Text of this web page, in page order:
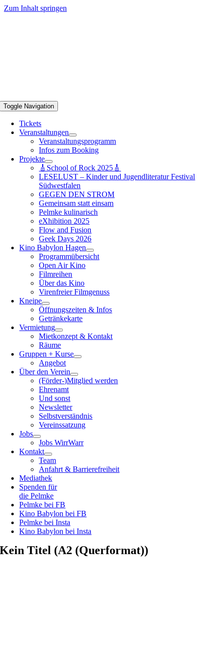
Zum Inhalt springen
Toggle Navigation
Tickets
Veranstaltungen
Veranstaltungsprogramm
Infos zum Booking
Projekte
🎸School of Rock 2025🎸
LESELUST – Kinder und Jugendliteratur Festival
Südwestfalen
GEGEN DEN STROM
Gemeinsam statt einsam
Pelmke kulinarisch
eXhibition 2025
Flow and Fusion
Geek Days 2026
Kino Babylon Hagen
Programmübersicht
Open Air Kino
Filmreihen
Über das Kino
Virenfreier Filmgenuss
Kneipe
Öffnungszeiten & Infos
Getränkekarte
Vermietung
Mietkonzept & Kontakt
Räume
Gruppen + Kurse
Angebot
Über den Verein
(Förder-)Mitglied werden
Ehrenamt
Und sonst
Newsletter
Selbstverständnis
Vereinssatzung
Jobs
Jobs WirrWarr
Kontakt
Team
Anfahrt & Barrierefreiheit
Mediathek
Spenden für
die Pelmke
Pelmke bei FB
Kino Babylon bei FB
Pelmke bei Insta
Kino Babylon bei Insta
Kein Titel (A2 (Querformat))